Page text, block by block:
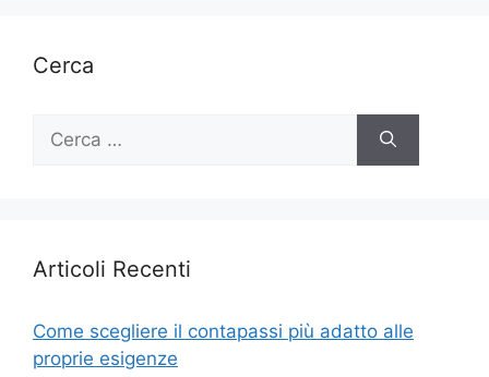
Cerca
Ricerca
Articoli Recenti
Come scegliere il contapassi più adatto alle
proprie esigenze